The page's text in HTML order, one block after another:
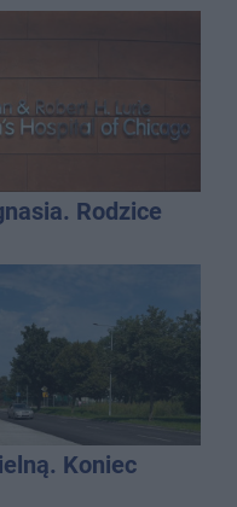
Rodzice
Koniec